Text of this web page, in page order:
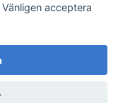
acceptera